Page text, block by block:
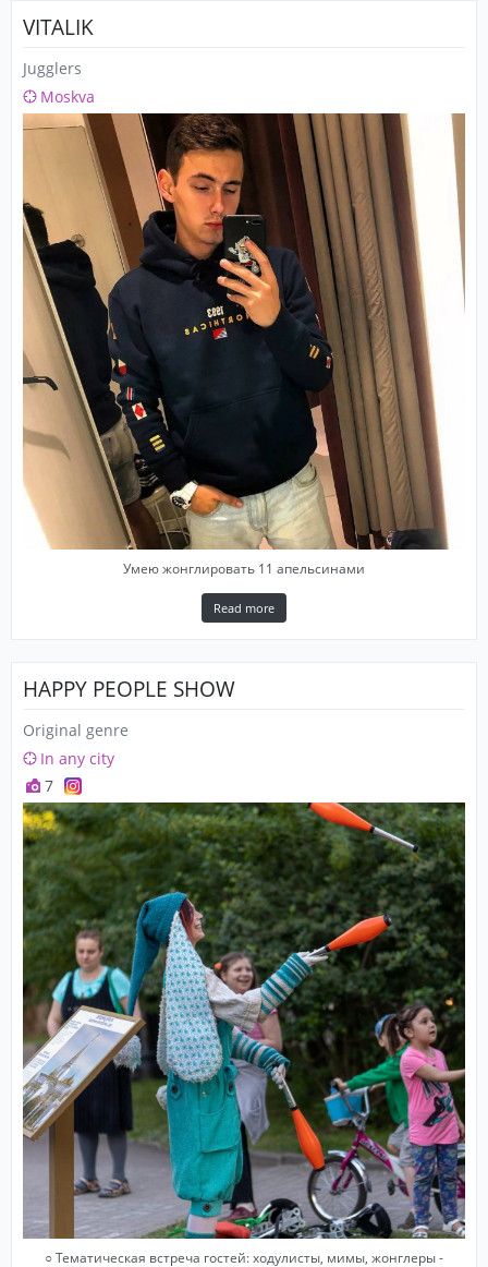
VITALIK
Jugglers
Moskva
Умею жонглировать 11 апельсинами
Read more
HAPPY PEOPLE SHOW
Original genre
In any city
7
○ Тематическая встреча гостей: ходулисты, мимы, жонглеры -